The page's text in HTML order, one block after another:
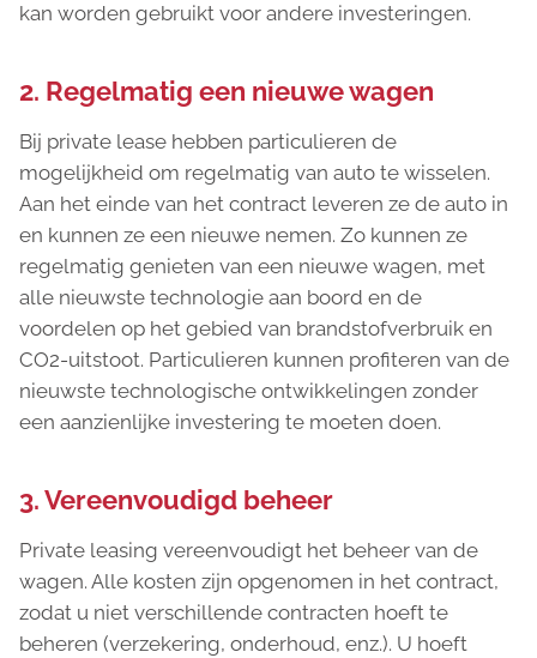
kan worden gebruikt voor andere investeringen.
2. Regelmatig een nieuwe wagen
Bij private lease hebben particulieren de
mogelijkheid om regelmatig van auto te wisselen.
Aan het einde van het contract leveren ze de auto in
en kunnen ze een nieuwe nemen. Zo kunnen ze
regelmatig genieten van een nieuwe wagen, met
alle nieuwste technologie aan boord en de
voordelen op het gebied van brandstofverbruik en
CO2-uitstoot. Particulieren kunnen profiteren van de
nieuwste technologische ontwikkelingen zonder
een aanzienlijke investering te moeten doen.
3. Vereenvoudigd beheer
Private leasing vereenvoudigt het beheer van de
wagen. Alle kosten zijn opgenomen in het contract,
zodat u niet verschillende contracten hoeft te
beheren (verzekering, onderhoud, enz.). U hoeft